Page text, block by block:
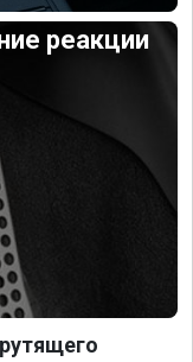
реакции